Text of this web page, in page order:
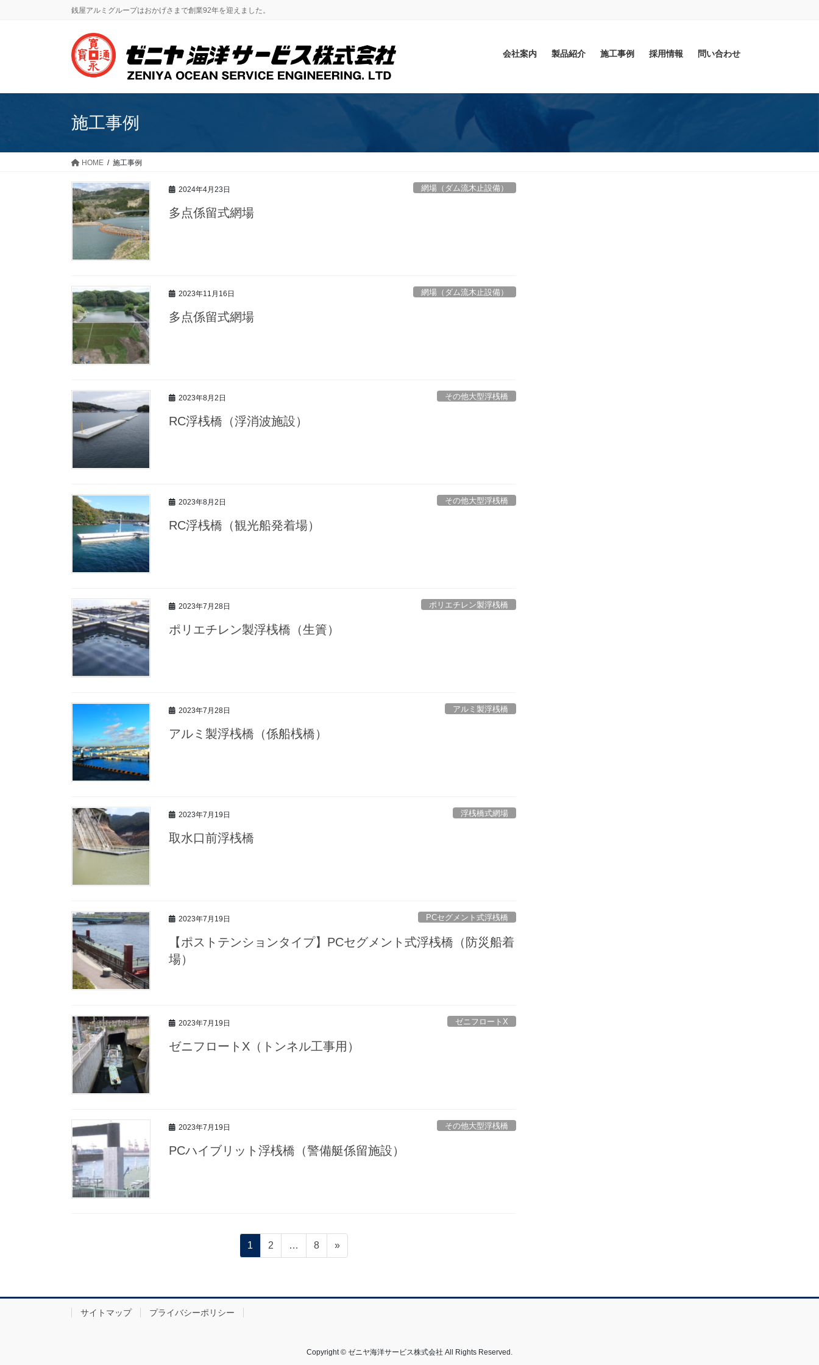
移
ン
動
銭屋アルミグループはおかげさまで創業92年を迎えました。
会社案内 製品紹介 施工事例 採用情報 問い合わせ
施工事例
HOME 施工事例
2024年4月23日 網場（ダム流木止設備）
多点係留式網場
2023年11月16日 網場（ダム流木止設備）
多点係留式網場
2023年8月2日 その他大型浮桟橋
RC浮桟橋（浮消波施設）
2023年8月2日 その他大型浮桟橋
RC浮桟橋（観光船発着場）
2023年7月28日 ポリエチレン製浮桟橋
ポリエチレン製浮桟橋（生簀）
2023年7月28日 アルミ製浮桟橋
アルミ製浮桟橋（係船桟橋）
2023年7月19日 浮桟橋式網場
取水口前浮桟橋
2023年7月19日 PCセグメント式浮桟橋
【ポストテンションタイプ】PCセグメント式浮桟橋（防災船着
場）
2023年7月19日 ゼニフロートX
ゼニフロートX（トンネル工事用）
2023年7月19日 その他大型浮桟橋
PCハイブリット浮桟橋（警備艇係留施設）
ペ
ー
ペ
ー
1
ペ
ー
2 …
ペ
ー
8 »
サイトマップ プライバシーポリシー
Copyright © ゼニヤ海洋サービス株式会社 All Rights Reserved.